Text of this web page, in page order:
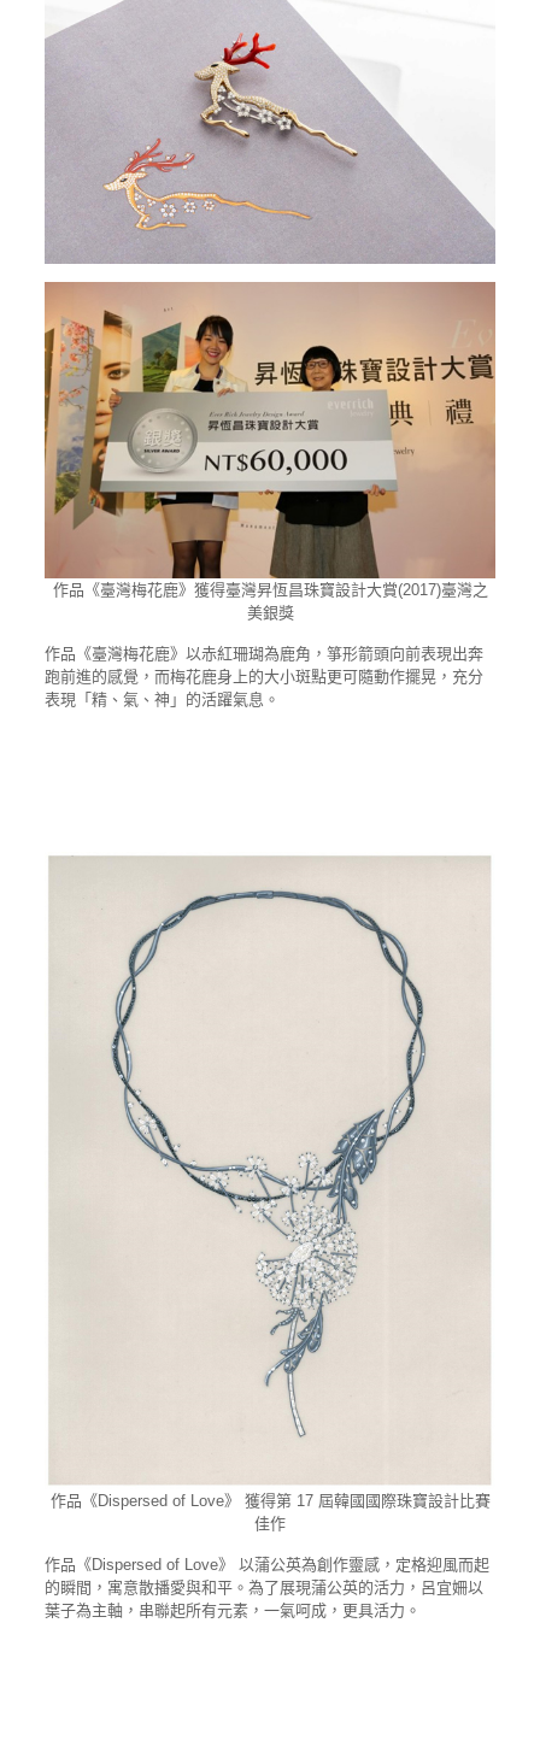
作品《臺灣梅花鹿》獲得臺灣昇恆昌珠寶設計大賞(2017)臺灣之
美銀獎
作品《臺灣梅花鹿》以赤紅珊瑚為鹿角，箏形箭頭向前表現出奔
跑前進的感覺，而梅花鹿身上的大小斑點更可隨動作擺晃，充分
表現「精、氣、神」的活躍氣息。
作品《Dispersed of Love》 獲得第 17 屆韓國國際珠寶設計比賽
佳作
作品《Dispersed of Love》 以蒲公英為創作靈感，定格迎風而起
的瞬間，寓意散播愛與和平。為了展現蒲公英的活力，呂宜姍以
葉子為主軸，串聯起所有元素，一氣呵成，更具活力。